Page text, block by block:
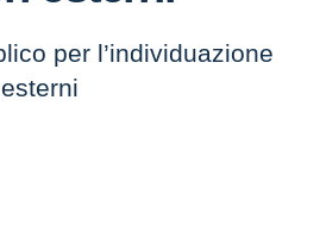
per l’individuazione